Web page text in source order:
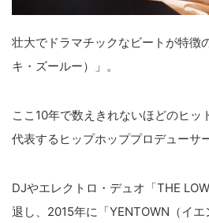
壮大でドラマチックなビートが特徴
キ・ズールー）」。
ここ10年で数えきれないほどのヒッ
代表するヒップホッププロデューサ
DJやエレクトロ・デュオ「THE
退し、2015年に「YENTOWN（イエ